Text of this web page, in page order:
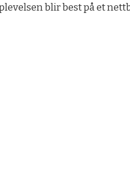
blir best på et